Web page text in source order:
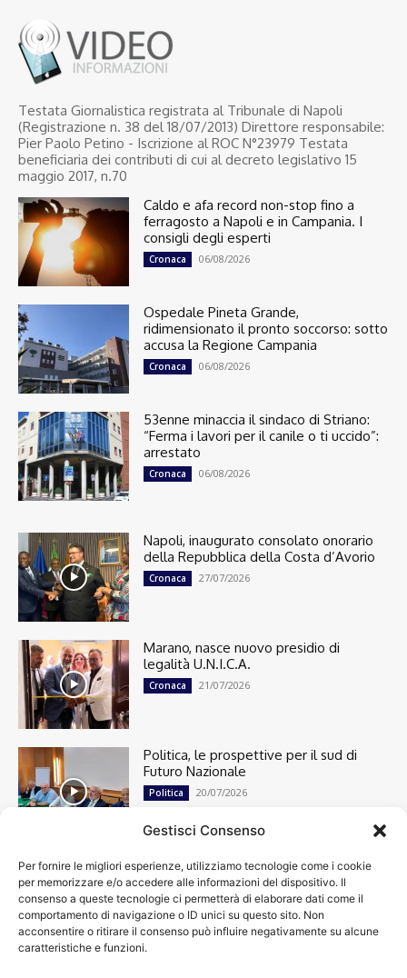
Gestisci Consenso
Per fornire le migliori esperienze, utilizziamo tecnologie come i cookie
per memorizzare e/o accedere alle informazioni del dispositivo. Il
consenso a queste tecnologie ci permetterà di elaborare dati come il
comportamento di navigazione o ID unici su questo sito. Non
acconsentire o ritirare il consenso può influire negativamente su alcune
caratteristiche e funzioni.
Testata Giornalistica registrata al Tribunale di Napoli
(Registrazione n. 38 del 18/07/2013) Direttore responsabile:
Pier Paolo Petino - Iscrizione al ROC N°23979 Testata
beneficiaria dei contributi di cui al decreto legislativo 15
maggio 2017, n.70
Caldo e afa record non-stop fino a
ferragosto a Napoli e in Campania. I
consigli degli esperti
Cronaca 06/08/2026
Ospedale Pineta Grande,
ridimensionato il pronto soccorso: sotto
accusa la Regione Campania
Cronaca 06/08/2026
53enne minaccia il sindaco di Striano:
“Ferma i lavori per il canile o ti uccido”:
arrestato
Cronaca 06/08/2026
Napoli, inaugurato consolato onorario
della Repubblica della Costa d’Avorio
Cronaca 27/07/2026
Marano, nasce nuovo presidio di
legalità U.N.I.C.A.
Cronaca 21/07/2026
Politica, le prospettive per il sud di
Futuro Nazionale
Politica 20/07/2026
Cronaca
13491
Attualità
7299
top
News
4208
Cultura